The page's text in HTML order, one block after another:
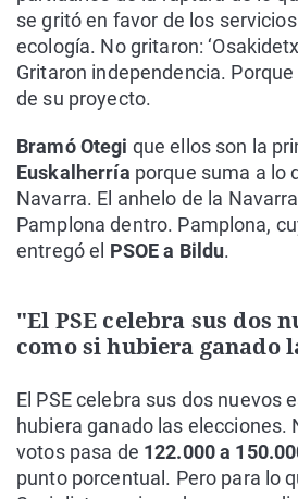
se gritó en favor de los
ecología. No gritaron:
Gritaron independencia.
de su proyecto.
Bramó Otegi que ellos son la
Euskalherría porque suma a lo
Navarra. El anhelo de la
Pamplona dentro. Pamplona,
entregó el PSOE a Bildu.
"El PSE celebra sus dos
como si hubiera ganado
El PSE celebra sus dos nuevos
hubiera ganado las elecciones.
votos pasa de 122.000 a
punto porcentual. Pero para lo